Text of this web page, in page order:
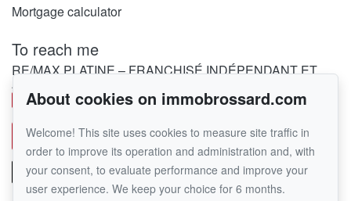
Mortgage calculator
To reach me
RE/MAX PLATINE – FRANCHISÉ INDÉPENDANT ET
AUTONOME DE RE/MAX QUÉBEC
450 282-1030
Send me an email
About cookies on immobrossard.com
Welcome! This site uses cookies to measure site traffic in
order to improve its operation and administration and, with
your consent, to evaluate performance and improve your
user experience. We keep your choice for 6 months.